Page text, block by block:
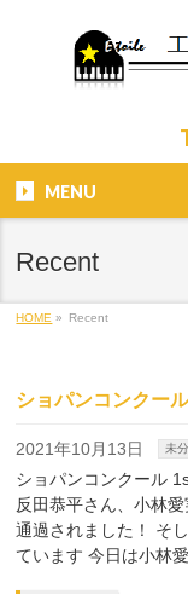
MENU
Recent
HOME » Recent
ショパンコンクー
2021年10月13日 未
ショパンコンクール
反田恭平さん、小林
通過されました！ そ
ています 今日は小林